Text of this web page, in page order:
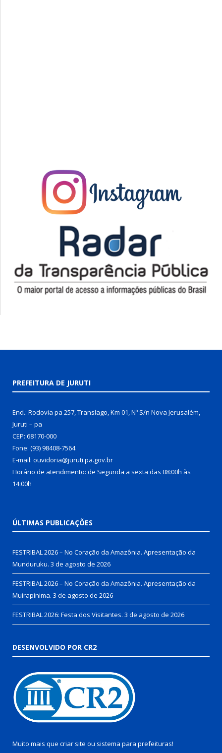
PREFEITURA DE JURUTI
End.: Rodovia pa 257, Translago, Km 01, Nº S/n Nova Jerusalém,
Juruti – pa
CEP: 68170-000
Fone: (93) 98408-7564
E-mail: ouvidoria@juruti.pa.gov.br
Horário de atendimento: de Segunda a sexta das 08:00h às
14:00h
ÚLTIMAS PUBLICAÇÕES
FESTRIBAL 2026 – No Coração da Amazônia. Apresentação da
Munduruku. 3 de agosto de 2026
FESTRIBAL 2026 – No Coração da Amazônia. Apresentação da
Muirapinima. 3 de agosto de 2026
FESTRIBAL 2026: Festa dos Visitantes. 3 de agosto de 2026
DESENVOLVIDO POR CR2
Muito mais que criar site ou sistema para prefeituras!